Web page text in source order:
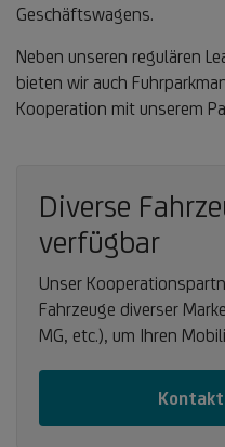
Geschäftswagens.
Neben unseren regulären
bieten wir auch
Kooperation mit unserem
Diverse
verfügbar
Unser
Fahrzeuge diverser
MG, etc.), um Ihren